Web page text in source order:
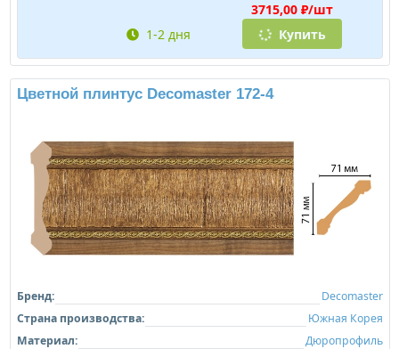
3715,00 ₽/шт
1-2 дня
Купить
Цветной плинтус Decomaster 172-4
Бренд:
Decomaster
Страна производства:
Южная Корея
Материал:
Дюропрофиль